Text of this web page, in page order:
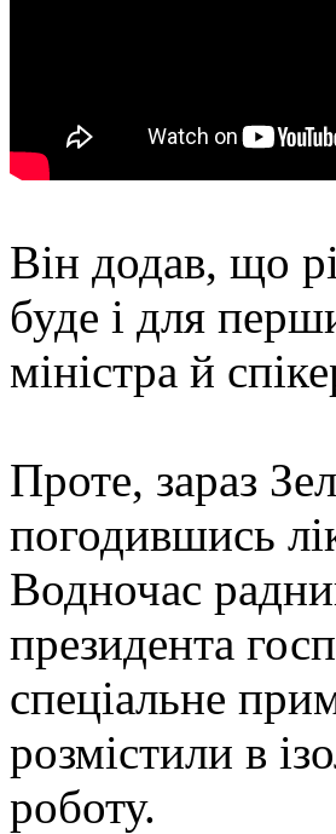
Він додав, що
буде і для
міністра й
Проте, зараз
погодившись
Водночас
президента
спеціальне
розмістили в
роботу.